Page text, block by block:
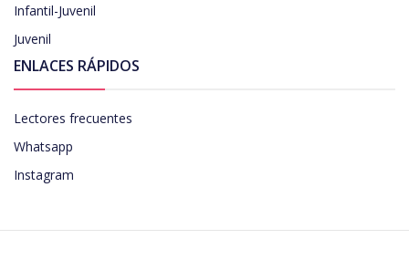
Infantil-Juvenil
Juvenil
ENLACES RÁPIDOS
Lectores frecuentes
Whatsapp
Instagram